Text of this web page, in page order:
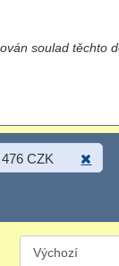
soulad těchto
CZK